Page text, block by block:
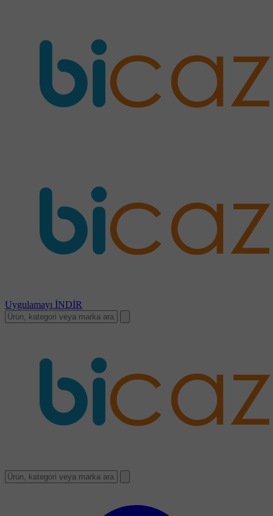
Uygulamayı İNDİR